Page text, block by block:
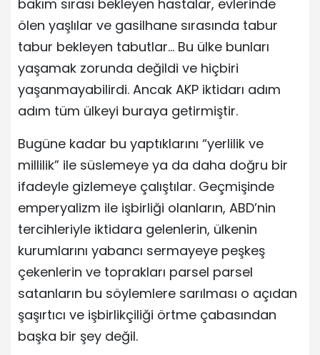
bakım sırası bekleyen hastalar, evlerinde
ölen yaşlılar ve gasilhane sırasında tabur
tabur bekleyen tabutlar… Bu ülke bunları
yaşamak zorunda değildi ve hiçbiri
yaşanmayabilirdi. Ancak AKP iktidarı adım
adım tüm ülkeyi buraya getirmiştir.
Bugüne kadar bu yaptıklarını “yerlilik ve
millilik” ile süslemeye ya da daha doğru bir
ifadeyle gizlemeye çalıştılar. Geçmişinde
emperyalizm ile işbirliği olanların, ABD’nin
tercihleriyle iktidara gelenlerin, ülkenin
kurumlarını yabancı sermayeye peşkeş
çekenlerin ve toprakları parsel parsel
satanların bu söylemlere sarılması o açıdan
şaşırtıcı ve işbirlikçiliği örtme çabasından
başka bir şey değil.